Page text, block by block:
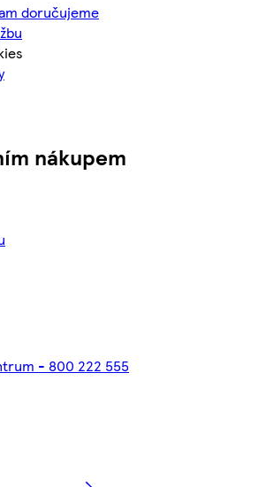
doručujeme
nákupem
- 800 222 555